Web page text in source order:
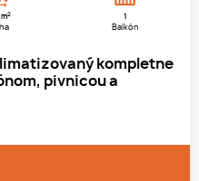
m2 1
Balkón
kompletne
pivnicou a